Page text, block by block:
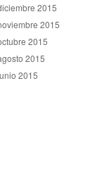
2015
2015
2015
2015
2015